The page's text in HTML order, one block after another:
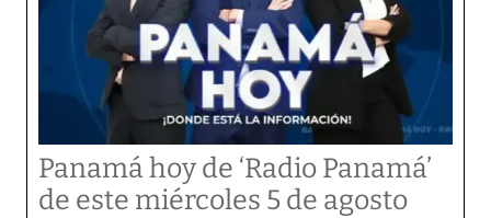
Panamá hoy de ‘Radio Panamá’
de este miércoles 5 de agosto